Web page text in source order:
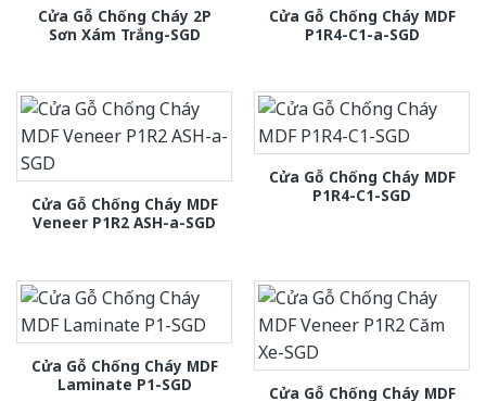
Cửa Gỗ Chống Cháy 2P
Sơn Xám Trắng-SGD
Cửa Gỗ Chống Cháy MDF
P1R4-C1-a-SGD
Cửa Gỗ Chống Cháy MDF
Veneer P1R2 ASH-a-SGD
Cửa Gỗ Chống Cháy MDF
P1R4-C1-SGD
Cửa Gỗ Chống Cháy MDF
Laminate P1-SGD
Cửa Gỗ Chống Cháy MDF